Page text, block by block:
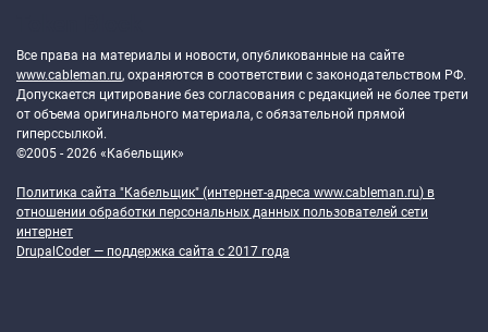
Все права на материалы и новости, опубликованные на сайте
www.cableman.ru, охраняются в соответствии с законодательством РФ.
Допускается цитирование без согласования с редакцией не более трети
от объема оригинального материала, с обязательной прямой
гиперссылкой.
©2005 - 2026 «Кабельщик»
Политика сайта "Кабельщик" (интернет-адреса www.cableman.ru) в
отношении обработки персональных данных пользователей сети
интернет
DrupalCoder — поддержка сайта c 2017 года